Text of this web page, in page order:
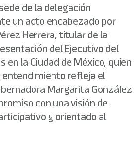
de la delegación
un acto encabezado por
Herrera, titular de la
del Ejecutivo del
en la Ciudad de México, quien
entendimiento refleja el
Margarita González
con una visión de
y orientado al